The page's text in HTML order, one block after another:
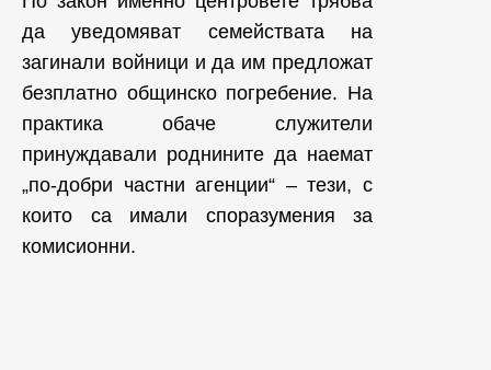
да уведомяват семействата на
загинали войници и да им предложат
безплатно общинско погребение. На
практика обаче служители
принуждавали роднините да наемат
„по-добри частни агенции“ – тези, с
които са имали споразумения за
комисионни.